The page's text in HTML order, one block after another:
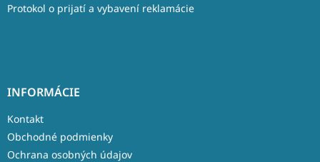
Protokol o prijatí a vybavení reklamácie
INFORMÁCIE
Kontakt
Obchodné podmienky
Ochrana osobných údajov